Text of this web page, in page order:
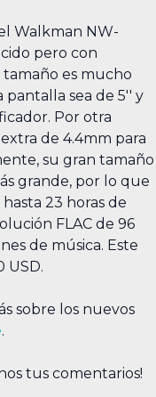
Walkman NW-
pero con
tamaño es mucho
sea de 5'' y
Por otra
de 4.4mm para
su gran tamaño
grande, por lo que
23 horas de
FLAC de 96
de música. Este
USD.
sobre los nuevos
.
tus comentarios!